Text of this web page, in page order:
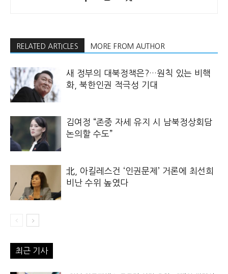
RELATED ARTICLES MORE FROM AUTHOR
새 정부의 대북정책은?…원칙 있는 비핵
화, 북한인권 적극성 기대
김여정 “존중 자세 유지 시 남북정상회담
논의할 수도”
北, 아킬레스건 ‘인권문제’ 거론에 최선희
비난 수위 높였다
최근 기사